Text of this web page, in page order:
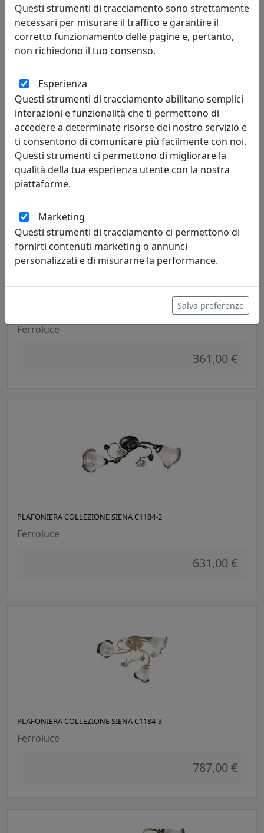
PLAFONIERA COLLEZIONE CAPUA C113
Ferroluce
486,00 €
Ferroluce
361,00 €
PLAFONIERA COLLEZIONE SIENA C1184-2
Ferroluce
631,00 €
PLAFONIERA COLLEZIONE SIENA C1184-3
Ferroluce
787,00 €
Questi strumenti di tracciamento sono strettamente
necessari per misurare il traffico e garantire il
corretto funzionamento delle pagine e, pertanto,
non richiedono il tuo consenso.
Esperienza
Questi strumenti di tracciamento abilitano semplici
interazioni e funzionalità che ti permettono di
accedere a determinate risorse del nostro servizio e
ti consentono di comunicare più facilmente con noi.
Questi strumenti ci permettono di migliorare la
qualità della tua esperienza utente con la nostra
piattaforme.
Marketing
Questi strumenti di tracciamento ci permettono di
fornirti contenuti marketing o annunci
personalizzati e di misurarne la performance.
Salva preferenze